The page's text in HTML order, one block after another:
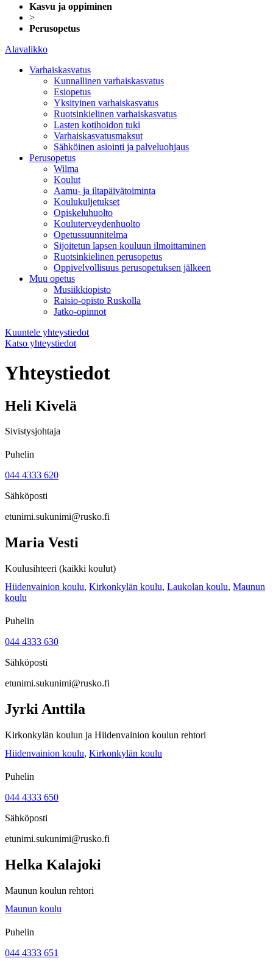
Kasvu ja oppiminen
>
Perusopetus
Alavalikko
Varhaiskasvatus
Kunnallinen varhaiskasvatus
Esiopetus
Yksityinen varhaiskasvatus
Ruotsinkielinen varhaiskasvatus
Lasten kotihoidon tuki
Varhaiskasvatusmaksut
Sähköinen asiointi ja palveluohjaus
Perusopetus
Wilma
Koulut
Aamu- ja iltapäivätoiminta
Koulukuljetukset
Opiskeluhuolto
Kouluterveydenhuolto
Opetussuunnitelma
Sijoitetun lapsen kouluun ilmoittaminen
Ruotsinkielinen perusopetus
Oppivelvollisuus perusopetuksen jälkeen
Muu opetus
Musiikkiopisto
Raisio-opisto Ruskolla
Jatko-opinnot
Kuuntele yhteystiedot
Katso yhteystiedot
Yhteystiedot
Heli Kivelä
Sivistysjohtaja
Puhelin
044 4333 620
Sähköposti
etunimi.sukunimi@rusko.fi
Maria Vesti
Koulusihteeri (kaikki koulut)
Hiidenvainion koulu, Kirkonkylän koulu, Laukolan koulu, Maunun
koulu
Puhelin
044 4333 630
Sähköposti
etunimi.sukunimi@rusko.fi
Jyrki Anttila
Kirkonkylän koulun ja Hiidenvainion koulun rehtori
Hiidenvainion koulu, Kirkonkylän koulu
Puhelin
044 4333 650
Sähköposti
etunimi.sukunimi@rusko.fi
Helka Kalajoki
Maunun koulun rehtori
Maunun koulu
Puhelin
044 4333 651